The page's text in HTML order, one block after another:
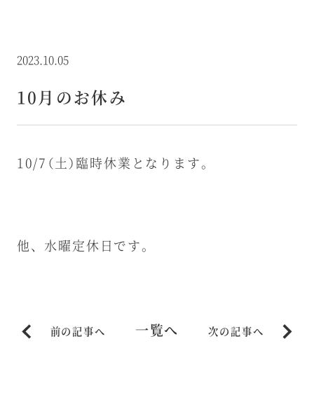
2023.10.05
10月のお休み
10/7（土）臨時休業となります。
他、水曜定休日です。
前の記事へ 一覧へ 次の記事へ